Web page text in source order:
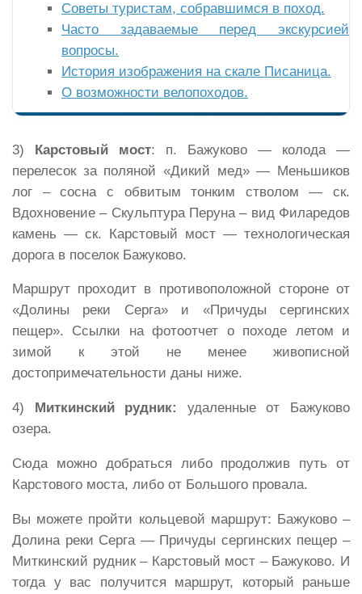
Советы туристам, собравшимся в поход.
Часто задаваемые перед экскурсией
вопросы.
История изображения на скале Писаница.
О возможности велопоходов.
3) Карстовый мост: п. Бажуково — колода —
перелесок за поляной «Дикий мед» — Меньшиков
лог – сосна с обвитым тонким стволом — ск.
Вдохновение – Скульптура Перуна – вид Филаредов
камень — ск. Карстовый мост — технологическая
дорога в поселок Бажуково.
Маршрут проходит в противоположной стороне от
«Долины реки Серга» и «Причуды сергинских
пещер». Ссылки на фотоотчет о походе летом и
зимой к этой не менее живописной
достопримечательности даны ниже.
4) Миткинский рудник:
удаленные от Бажуково
озера.
Сюда можно добраться либо продолжив путь от
Карстового моста, либо от Большого провала.
Вы можете пройти кольцевой маршрут: Бажуково –
Долина реки Серга — Причуды сергинских пещер –
Миткинский рудник – Карстовый мост – Бажуково. И
тогда у вас получится маршрут, который раньше